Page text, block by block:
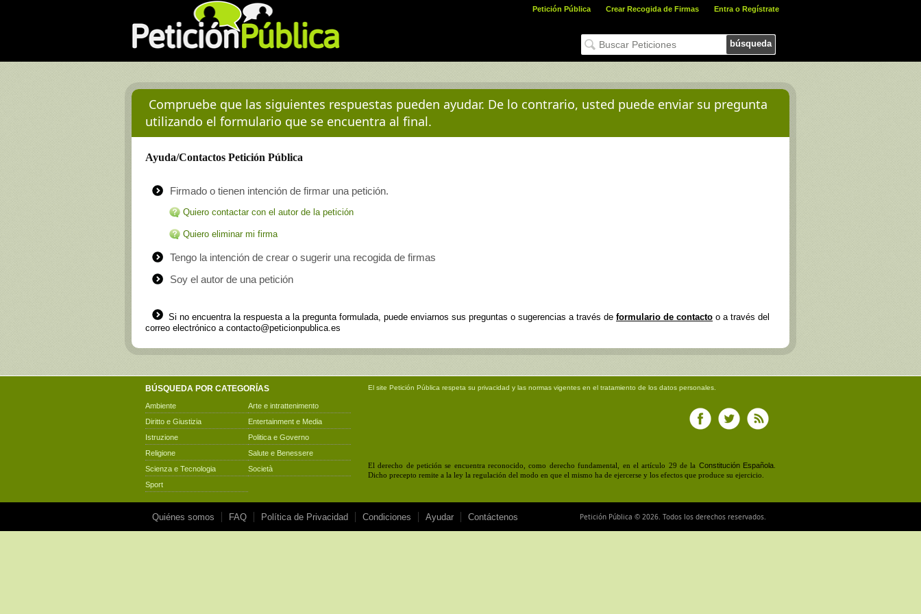
Petición Pública Crear Recogida de Firmas Entra o Regístrate
búsqueda
Compruebe que las siguientes respuestas pueden ayudar. De lo contrario, usted puede enviar su pregunta
utilizando el formulario que se encuentra al final.
Ayuda/Contactos Petición Pública
Firmado o tienen intención de firmar una petición.
Quiero contactar con el autor de la petición
Quiero eliminar mi firma
Tengo la intención de crear o sugerir una recogida de firmas
Soy el autor de una petición
Si no encuentra la respuesta a la pregunta formulada, puede enviarnos sus preguntas o sugerencias a través de formulario de contacto o a través del
correo electrónico a contacto@peticionpublica.es
BÚSQUEDA POR CATEGORÍAS
Ambiente
Arte e intrattenimento
Diritto e Giustizia
Entertainment e Media
Istruzione
Politica e Governo
Religione
Salute e Benessere
Scienza e Tecnologia
Società
Sport
El site Petición Pública respeta su privacidad y las normas vigentes en el tratamiento de los datos personales.
El derecho de petición se encuentra reconocido, como derecho fundamental, en el artículo 29 de la Constitución Española
Dicho precepto remite a la ley la regulación del modo en que el mismo ha de ejercerse y los efectos que produce su ejercicio.
Quiénes somos FAQ Política de Privacidad Condiciones Ayudar Contáctenos Petición Pública © 2026. Todos los derechos reservados.